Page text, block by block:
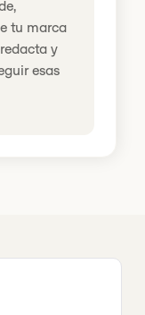
tu marca
y
esas